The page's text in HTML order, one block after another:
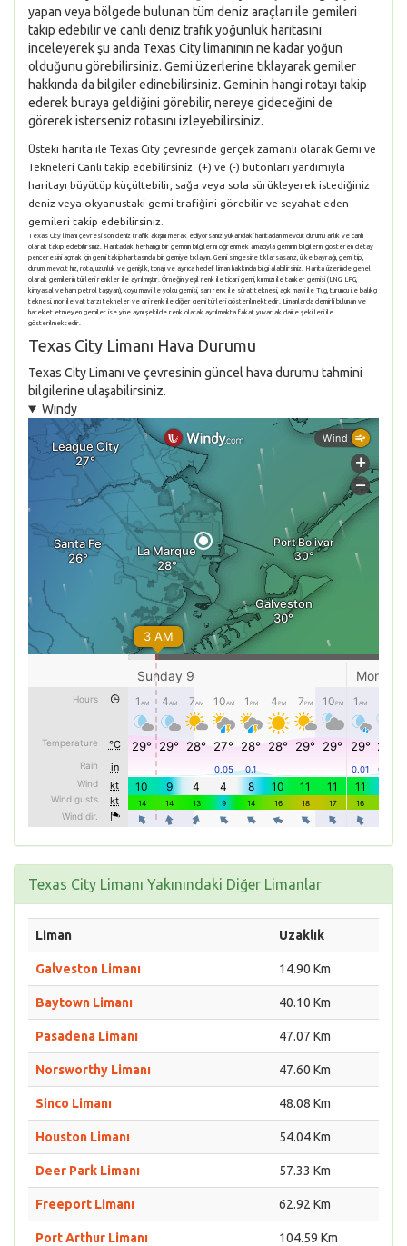
yapan veya bölgede bulunan tüm deniz araçları ile gemileri
takip edebilir ve canlı deniz trafik yoğunluk haritasını
inceleyerek şu anda Texas City limanının ne kadar yoğun
olduğunu görebilirsiniz. Gemi üzerlerine tıklayarak gemiler
hakkında da bilgiler edinebilirsiniz. Geminin hangi rotayı takip
ederek buraya geldiğini görebilir, nereye gideceğini de
görerek isterseniz rotasını izleyebilirsiniz.
Üsteki harita ile Texas City çevresinde gerçek zamanlı olarak Gemi ve
Tekneleri Canlı takip edebilirsiniz. (+) ve (-) butonları yardımıyla
haritayı büyütüp küçültebilir, sağa veya sola sürükleyerek istediğiniz
deniz veya okyanustaki gemi trafiğini görebilir ve seyahat eden
gemileri takip edebilirsiniz.
Texas City limanı çevresi son deniz trafik akışını merak ediyorsanız yukarıdaki haritadan mevcut durumu anlık ve canlı
olarak takip edebilirsiniz. Haritadaki herhangi bir geminin bilgilerini öğrenmek amacıyla geminin bilgilerini gösteren detay
penceresini açmak için gemi takip haritasında bir gemiye tıklayın. Gemi simgesine tıklarsasanız, ülke bayrağı, gemi tipi,
durum, mevcut hız, rota, uzunluk ve genişlik, tonajı ve ayrıca hedef liman hakkında bilgi alabilirsiniz. Harita üzerinde genel
olarak gemilerin türleri renkler ile ayrılmıştır. Örneğin yeşil renk ile ticari gemi, kırmızı ile tanker gemisi (LNG, LPG,
kimyasal ve ham petrol taşıyan), koyu mavi ile yolcu gemisi, sarı renk ile sürat teknesi, açık mavi ile Tug, turuncu ile balıkçı
teknesi, mor ile yat tarzı tekneler ve gri renk ile diğer gemi türleri gösterilmektedir. Limanlarda demirli bulunan ve
hareket etmeyen gemiler ise yine aynı şekilde renk olarak ayrılmakta fakat yuvarlak daire şekilleri ile
gösterilmektedir.
Texas City Limanı Hava Durumu
Texas City Limanı ve çevresinin güncel hava durumu tahmini
bilgilerine ulaşabilirsiniz.
Windy
Texas City Limanı Yakınındaki Diğer Limanlar
Liman Uzaklık
Galveston Limanı 14.90 Km
Baytown Limanı 40.10 Km
Pasadena Limanı 47.07 Km
Norsworthy Limanı 47.60 Km
Sinco Limanı 48.08 Km
Houston Limanı 54.04 Km
Deer Park Limanı 57.33 Km
Freeport Limanı 62.92 Km
Port Arthur Limanı 104.59 Km